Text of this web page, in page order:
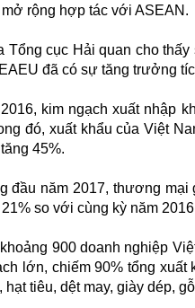
rộng hợp tác với ASEAN.
Tổng cục Hải quan cho
đã có sự tăng trưởng
kim ngạch xuất nhập
đó, xuất khẩu của Việt
45%.
đầu năm 2017, thương
so với cùng kỳ năm
900 doanh nghiệp
lớn, chiếm 90% tổng
hạt tiêu, dệt may, giày dép,